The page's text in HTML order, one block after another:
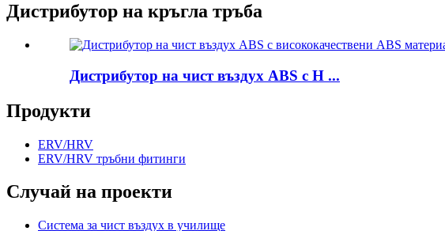
Дистрибутор на кръгла тръба
Дистрибутор на чист въздух ABS с H ...
Продукти
ERV/HRV
ERV/HRV тръбни фитинги
Случай на проекти
Система за чист въздух в училище